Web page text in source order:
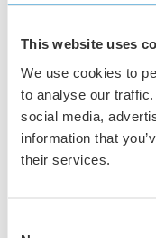
This website uses
We use cookies to
to analyse our
social media,
information that
their services.